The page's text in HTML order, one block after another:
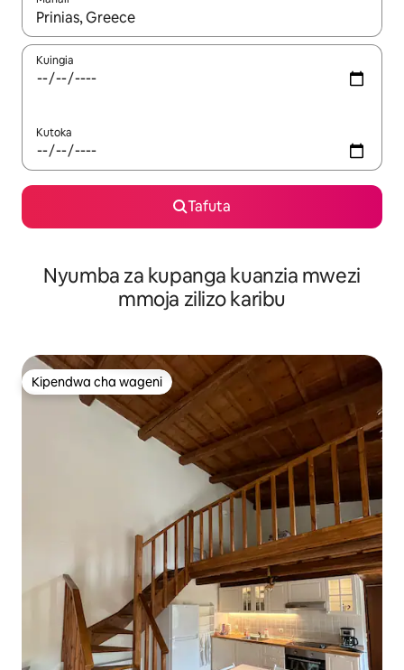
Wakati matokeo yanapatikana, vinjari kwa kutumia vitufe vya
Kuingia
Kutoka
Tafuta
Nyumba za kupanga kuanzia mwezi
mmoja zilizo karibu
Kipendwa cha wageni
Kipendwa cha wageni